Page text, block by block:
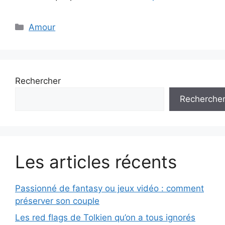
Catégories
Amour
Rechercher
Rechercher
Les articles récents
Passionné de fantasy ou jeux vidéo : comment
préserver son couple
Les red flags de Tolkien qu’on a tous ignorés